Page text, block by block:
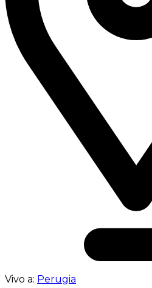
Vivo a: Perugia